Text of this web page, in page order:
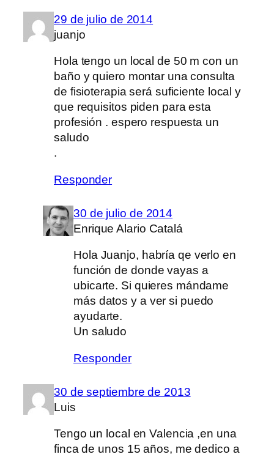
29 de julio de 2014
juanjo
Hola tengo un local de 50 m con un
baño y quiero montar una consulta
de fisioterapia será suficiente local y
que requisitos piden para esta
profesión . espero respuesta un
saludo
.
Responder
30 de julio de 2014
Enrique Alario Catalá
Hola Juanjo, habría qe verlo en
función de donde vayas a
ubicarte. Si quieres mándame
más datos y a ver si puedo
ayudarte.
Un saludo
Responder
30 de septiembre de 2013
Luis
Tengo un local en Valencia ,en una
finca de unos 15 años, me dedico a